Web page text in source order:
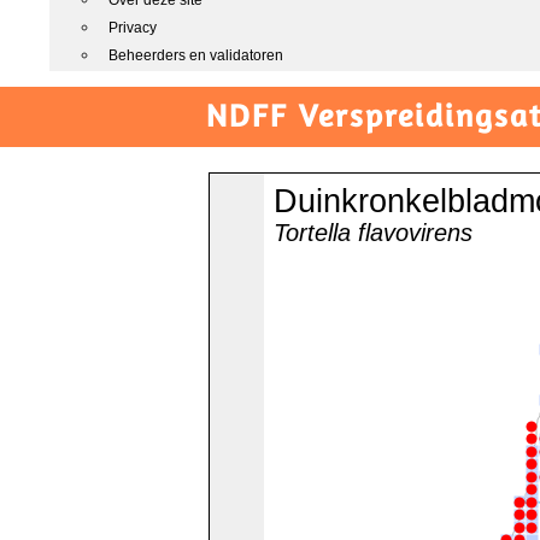
Privacy
Beheerders en validatoren
NDFF